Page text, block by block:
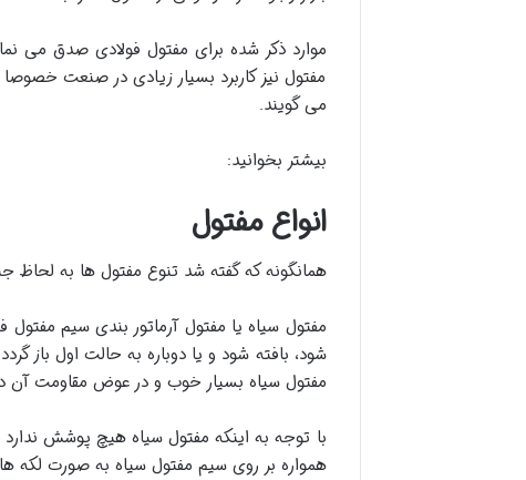
مفتول نیز کاربرد بسیار زیادی در صنعت
می گویند.
بیشتر بخوانید:
انواع مفتول
همانگونه که گفته شد تنوع مفتول ها به
مفتول سیاه یا مفتول آرماتور بندی سیم
شود، بافته شود و یا دوباره به حالت اول باز
مفتول سیاه بسیار خوب و در عوض مقاومت آن در مقابل خوردگی
با توجه به اینکه مفتول سیاه هیچ پوشش
همواره بر روی سیم مفتول سیاه به صورت لکه